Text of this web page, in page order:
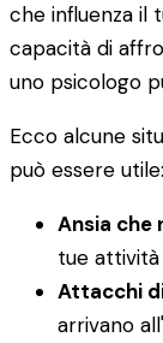
che influenza il
capacità di
uno psicologo
Ecco alcune
può essere utile:
Ansia che
tue
Attacchi
arrivano